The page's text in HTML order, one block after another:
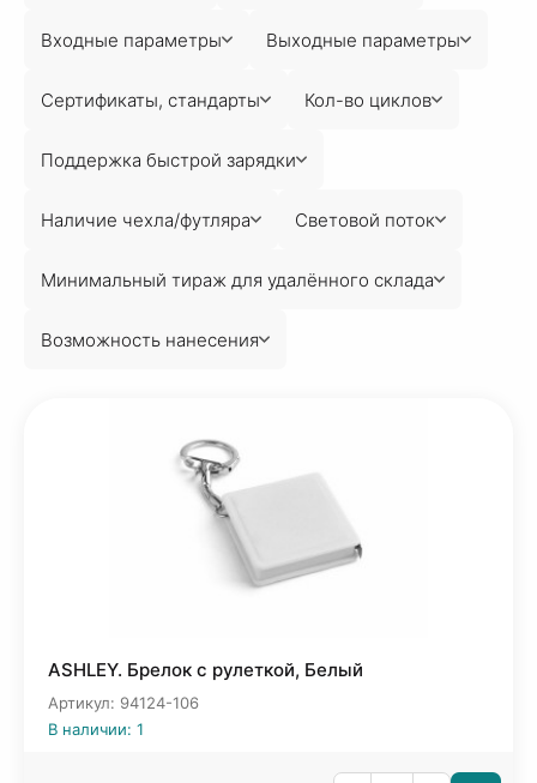
Входные параметры Выходные параметры
Сертификаты, стандарты Кол-во циклов
Поддержка быстрой зарядки
Наличие чехла/футляра Световой поток
Минимальный тираж для удалённого склада
Возможность нанесения
ASHLEY. Брелок с рулеткой, Белый
Артикул: 94124-106
В наличии: 1